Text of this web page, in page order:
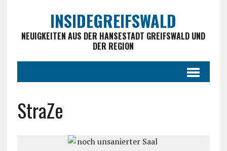
INSIDEGREIFSWALD
NEUIGKEITEN AUS DER HANSESTADT GREIFSWALD UND
DER REGION
StraZe